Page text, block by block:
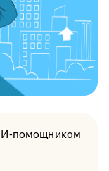
помощником